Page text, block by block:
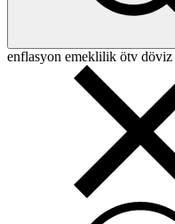
enflasyon emeklilik ötv döviz